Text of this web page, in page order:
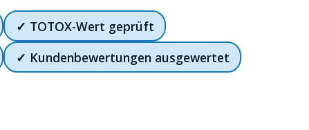
✓ TOTOX-Wert geprüft
✓ Kundenbewertungen ausgewertet